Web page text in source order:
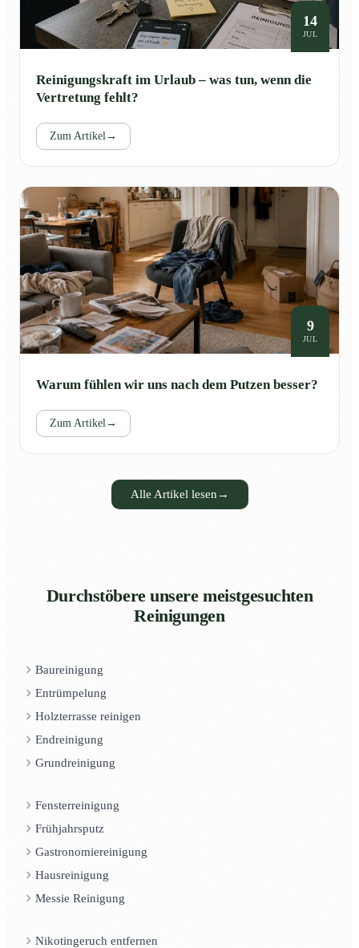
14
JUL
Reinigungskraft im Urlaub – was tun, wenn die
Vertretung fehlt?
Zum Artikel →
9
JUL
Warum fühlen wir uns nach dem Putzen besser?
Zum Artikel →
Alle Artikel lesen →
Durchstöbere unsere meistgesuchten
Reinigungen
Baureinigung
Entrümpelung
Holzterrasse reinigen
Endreinigung
Grundreinigung
Fensterreinigung
Frühjahrsputz
Gastronomiereinigung
Hausreinigung
Messie Reinigung
Nikotingeruch entfernen